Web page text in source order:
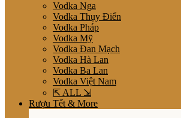
Vodka Nga
Vodka Thụy Điển
Vodka Pháp
Vodka Mỹ
Vodka Đan Mạch
Vodka Hà Lan
Vodka Ba Lan
Vodka Việt Nam
⇱ ALL ⇲
Rượu Tết & More